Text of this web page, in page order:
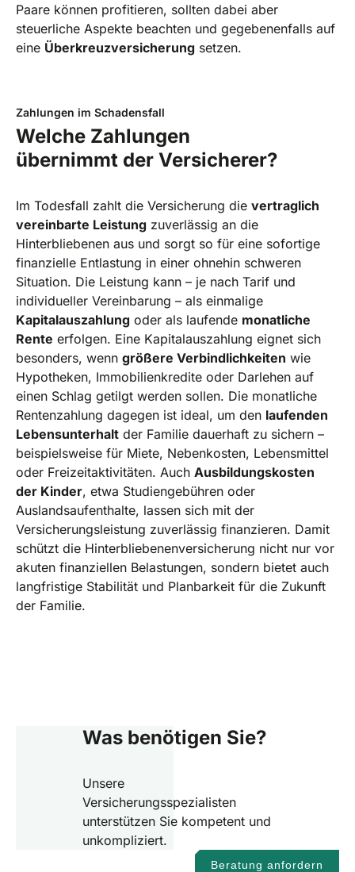
Paare können profitieren, sollten dabei aber
steuerliche Aspekte beachten und gegebenenfalls auf
eine Überkreuzversicherung setzen.
Zahlungen im Schadensfall
Welche Zahlungen
übernimmt der Versicherer?
Im Todesfall zahlt die Versicherung die vertraglich
vereinbarte Leistung zuverlässig an die
Hinterbliebenen aus und sorgt so für eine sofortige
finanzielle Entlastung in einer ohnehin schweren
Situation. Die Leistung kann – je nach Tarif und
individueller Vereinbarung – als einmalige
Kapitalauszahlung oder als laufende monatliche
Rente erfolgen. Eine Kapitalauszahlung eignet sich
besonders, wenn größere Verbindlichkeiten wie
Hypotheken, Immobilienkredite oder Darlehen auf
einen Schlag getilgt werden sollen. Die monatliche
Rentenzahlung dagegen ist ideal, um den laufenden
Lebensunterhalt der Familie dauerhaft zu sichern –
beispielsweise für Miete, Nebenkosten, Lebensmittel
oder Freizeitaktivitäten. Auch Ausbildungskosten
der Kinder, etwa Studiengebühren oder
Auslandsaufenthalte, lassen sich mit der
Versicherungsleistung zuverlässig finanzieren. Damit
schützt die Hinterbliebenenversicherung nicht nur vor
akuten finanziellen Belastungen, sondern bietet auch
langfristige Stabilität und Planbarkeit für die Zukunft
der Familie.
Was benötigen Sie?
Unsere
Versicherungsspezialisten
unterstützen Sie kompetent und
unkompliziert.
Beratung anfordern